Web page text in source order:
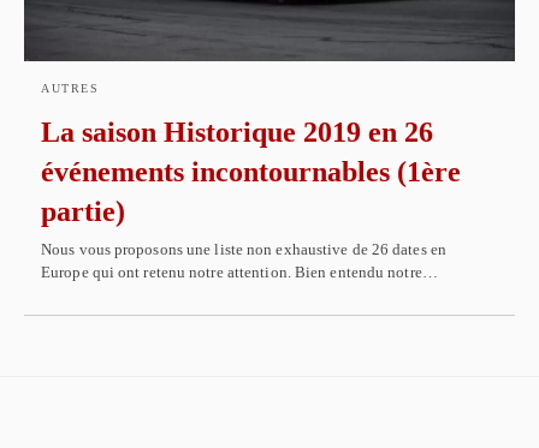
AUTRES
La saison Historique 2019 en 26
événements incontournables (1ère
partie)
Nous vous proposons une liste non exhaustive de 26 dates en
Europe qui ont retenu notre attention. Bien entendu notre…